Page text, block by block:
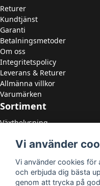
Returer
Kundtjänst
Garanti
Betalningsmetoder
Om oss
Integritetspolicy
Leverans & Returer
Allmänna villkor
Varumärken
Sortiment
Växtbelysning
LED Paneler
LED Downlights
LED Takarmaturer
Vi använder
Vi använder cookies
och erbjuda dig bästa
genom att trycka på